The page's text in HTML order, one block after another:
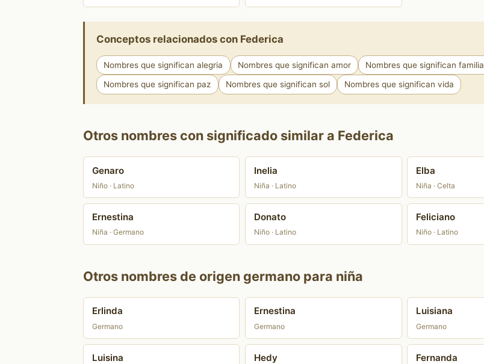
Conceptos relacionados con Federica
Nombres que significan alegria Nombres que significan amor Nombres que significan familia
Nombres que significan paz Nombres que significan sol Nombres que significan vida
Otros nombres con significado similar a Federica
Genaro
Niño · Latino
Inelia
Niña · Latino
Elba
Niña · Celta
Ernestina
Niña · Germano
Donato
Niño · Latino
Feliciano
Niño · Latino
Otros nombres de origen germano para niña
Erlinda
Germano
Ernestina
Germano
Luisiana
Germano
Luisina Hedy Fernanda